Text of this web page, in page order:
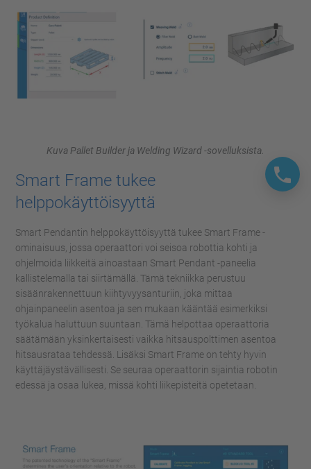
Kuva Pallet Builder ja Welding Wizard -sovelluksista.
Smart Frame tukee
helppokäyttöisyyttä
Smart Pendantin helppokäyttöisyyttä tukee Smart Frame -
ominaisuus, jossa operaattori voi seisoa robottia kohti ja
ohjelmoida liikkeitä ainoastaan Smart Pendant -paneelia
kallistelemalla tai siirtämällä. Tämä tekniikka perustuu
sisäänrakennettuun kiihtyvyysanturiin, joka mittaa
ohjainpaneelin asentoa ja sen mukaan kääntää esimerkiksi
työkalua haluttuun suuntaan. Tämä helpottaa operaattoria
säätämään yksinkertaisesti vaikka hitsauspolttimen asentoa
hitsausrataa tehdessä. Lisäksi Smart Frame on tehty hyvin
käyttäjäystävällisesti. Se seuraa operaattorin sijaintia robotin
edessä ja osaa lukea, missä kohti liikepisteitä opetetaan.